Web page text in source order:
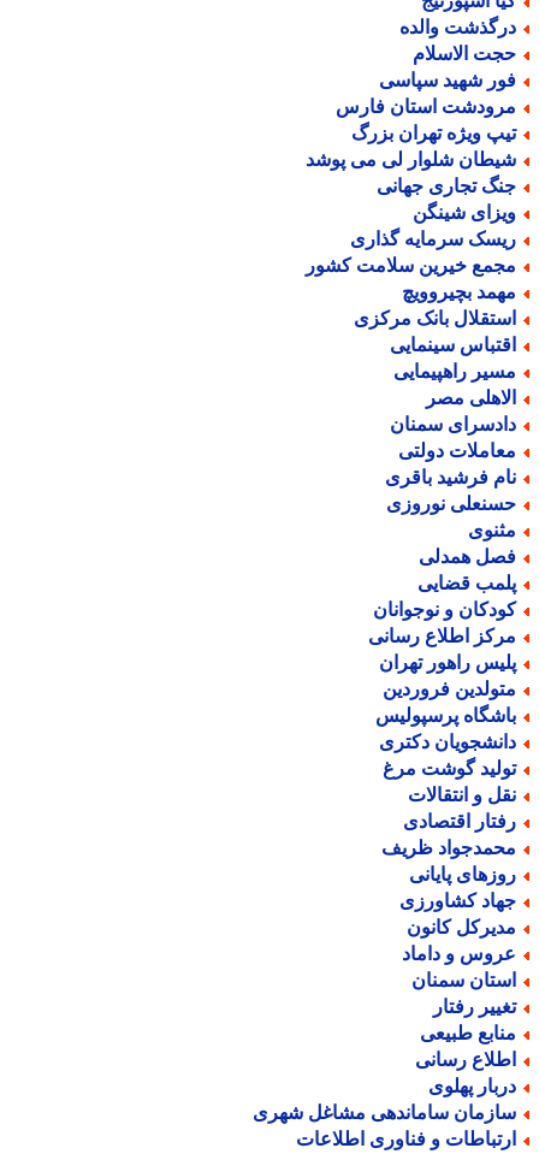
والده
الاسلام
شهید سپاسی
استان فارس
ویژه تهران بزرگ
شلوار لی می پوشد
تجاری جهانی
شینگن
سرمایه گذاری
خیرین سلامت کشور
بچیروویچ
بانک مرکزی
سینمایی
راهپیمایی
مصر
سمنان
دولتی
فرشید باقری
نوروزی
همدلی
قضایی
و نوجوانان
اطلاع رسانی
راهور تهران
فروردین
پرسپولیس
دکتری
گوشت مرغ
و انتقالات
اقتصادی
ظریف
پایانی
کشاورزی
کانون
و داماد
سمنان
رفتار
طبیعی
رسانی
پهلوی
ساماندهی مشاغل شهری
و فناوری اطلاعات